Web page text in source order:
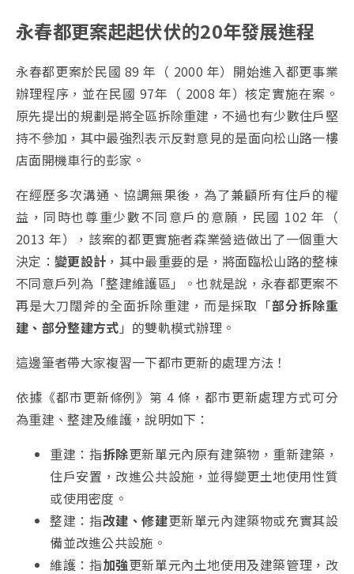
永春都更案起起伏伏的20年發展進程
永春都更案於民國 89 年（ 2000 年）開始進入都更事業
辦理程序，並在民國 97年（ 2008 年）核定實施在案。
原先提出的規劃是將全區拆除重建，不過也有少數住戶堅
持不參加，其中最強烈表示反對意見的是面向松山路一樓
店面開機車行的彭家。
在經歷多次溝通、協調無果後，為了兼顧所有住戶的權
益，同時也尊重少數不同意戶的意願，民國 102 年（
2013 年），該案的都更實施者森業營造做出了一個重大
決定： 變更設計 ，其中最重要的是，將面臨松山路的整棟
不同意戶列為「整建維護區」。也就是說，永春都更案不
再是大刀闊斧的全面拆除重建，而是採取「部分拆除重
建、部分整建方式 」的雙軌模式辦理。
這邊筆者帶大家複習一下都市更新的處理方法！
依據《都市更新條例》第 4 條，都市更新處理方式可分
為重建、整建及維護，說明如下：
重建：指拆除更新單元內原有建築物，重新建築，
住戶安置，改進公共設施，並得變更土地使用性質
或使用密度。
整建：指改建、修建更新單元內建築物或充實其設
備並改進公共設施。
維護：指加強更新單元內土地使用及建築管理，改